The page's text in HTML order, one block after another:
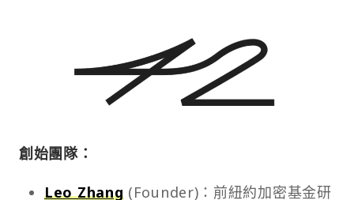
創始團隊：
Leo Zhang (Founder)：前紐約加密基金研